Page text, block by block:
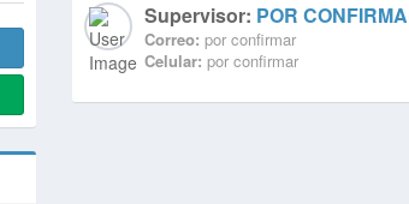
Supervisor: POR
Correo:por confirmar
Celular:por confirmar